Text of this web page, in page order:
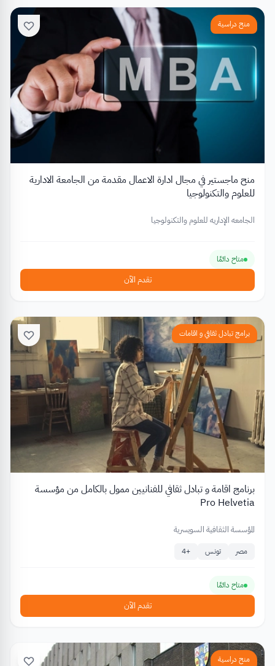
منح دراسية
منح ماجستير في مجال ادارة الاعمال مقدمة من الجامعة الادارية
للعلوم والتكنولوجيا
الجامعه الإداريه للعلوم والتكنولوجيا
متاح دائمًا
تقدم الآن
برامج تبادل ثقافي و اقامات
برنامج اقامة و تبادل ثقافي للفنانيين ممول بالكامل من مؤسسة
Pro Helvetia
المؤسسة الثقافية السويسرية
مصر تونس +
4
متاح دائمًا
تقدم الآن
منح دراسية